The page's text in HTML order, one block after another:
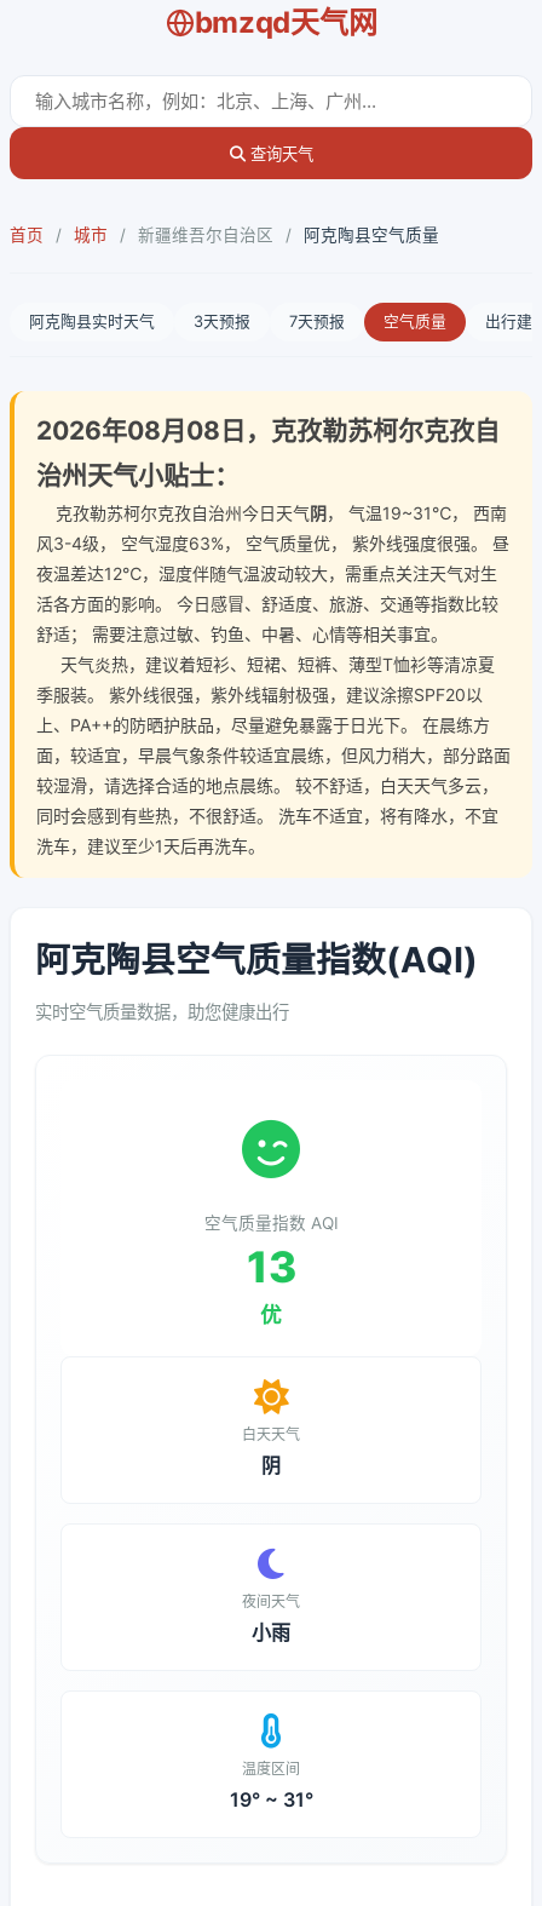
bmzqd天气网
查询天气
首页 / 城市 / 新疆维吾尔自治区 / 阿克陶县空气质量
阿克陶县实时天气 3天预报 7天预报 空气质量 出行建
2026年08月08日，克孜勒苏柯尔克孜自
治州天气小贴士：
克孜勒苏柯尔克孜自治州今日天气阴， 气温19~31℃， 西南
风3-4级， 空气湿度63%， 空气质量优， 紫外线强度很强。 昼
夜温差达12℃，湿度伴随气温波动较大，需重点关注天气对生
活各方面的影响。 今日感冒、舒适度、旅游、交通等指数比较
舒适； 需要注意过敏、钓鱼、中暑、心情等相关事宜。
天气炎热，建议着短衫、短裙、短裤、薄型T恤衫等清凉夏
季服装。 紫外线很强，紫外线辐射极强，建议涂擦SPF20以
上、PA++的防晒护肤品，尽量避免暴露于日光下。 在晨练方
面，较适宜，早晨气象条件较适宜晨练，但风力稍大，部分路面
较湿滑，请选择合适的地点晨练。 较不舒适，白天天气多云，
同时会感到有些热，不很舒适。 洗车不适宜，将有降水，不宜
洗车，建议至少1天后再洗车。
阿克陶县空气质量指数(AQI)
实时空气质量数据，助您健康出行
空气质量指数 AQI
13
优
白天天气
阴
夜间天气
小雨
温度区间
19° ~ 31°